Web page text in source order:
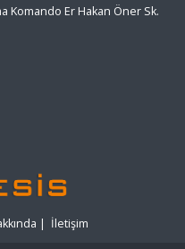
Komando Er Hakan Öner Sk.
| İletişim